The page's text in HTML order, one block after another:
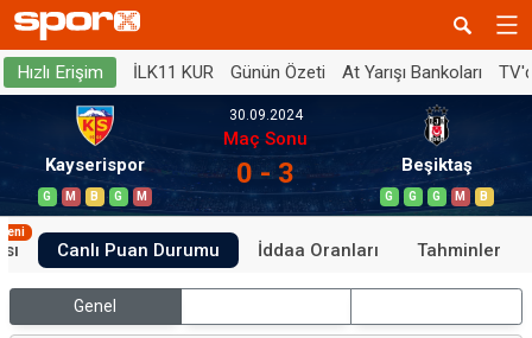
Hızlı Erişim İLK11 KUR Günün Özeti At Yarışı Bankoları
Kayserispor
G M B G M
30.09.2024
Maç Sonu
0 - 3 Beşiktaş
G G G M B
Yeni
Canlı Puan Durumu İddaa Oranları Tahminler
Genel